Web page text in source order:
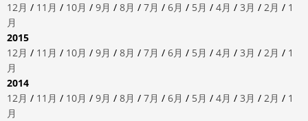
12月 / 11月 / 10月 / 9月 / 8月 / 7月 / 6月 / 5月 / 4月 / 3月 / 2月 / 1
月
2015
12月 / 11月 / 10月 / 9月 / 8月 / 7月 / 6月 / 5月 / 4月 / 3月 / 2月 / 1
月
2014
12月 / 11月 / 10月 / 9月 / 8月 / 7月 / 6月 / 5月 / 4月 / 3月 / 2月 / 1
月